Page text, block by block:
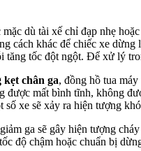
dù tài xế chỉ đạp nhẹ
cách khác để chiếc xe
tăng tốc đột ngột. Để xử lý
kẹt chân ga, đồng hồ tua
được mất bình tĩnh, không
xe sẽ xảy ra hiện tượng
ga sẽ gây hiện tượng
độ chậm hoặc chuẩn bị